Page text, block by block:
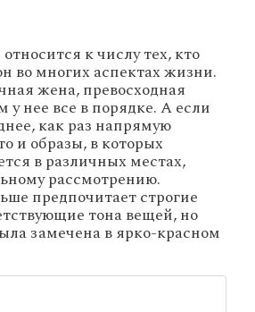
к числу тех, кто
во многих аспектах жизни.
жена, превосходная
у нее все в порядке. А если
как раз напрямую
и образы, в которых
в различных местах,
рассмотрению.
предпочитает строгие
тона вещей, но
замечена в ярко-красном